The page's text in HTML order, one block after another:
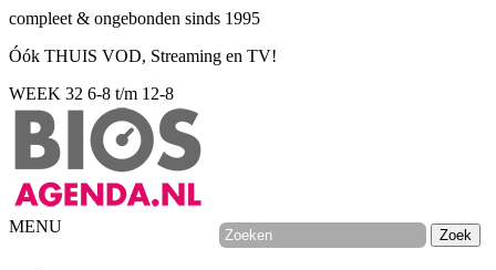
compleet & ongebonden sinds 1995
Óók THUIS VOD, Streaming en TV!
WEEK 32 6-8 t/m 12-8
MENU